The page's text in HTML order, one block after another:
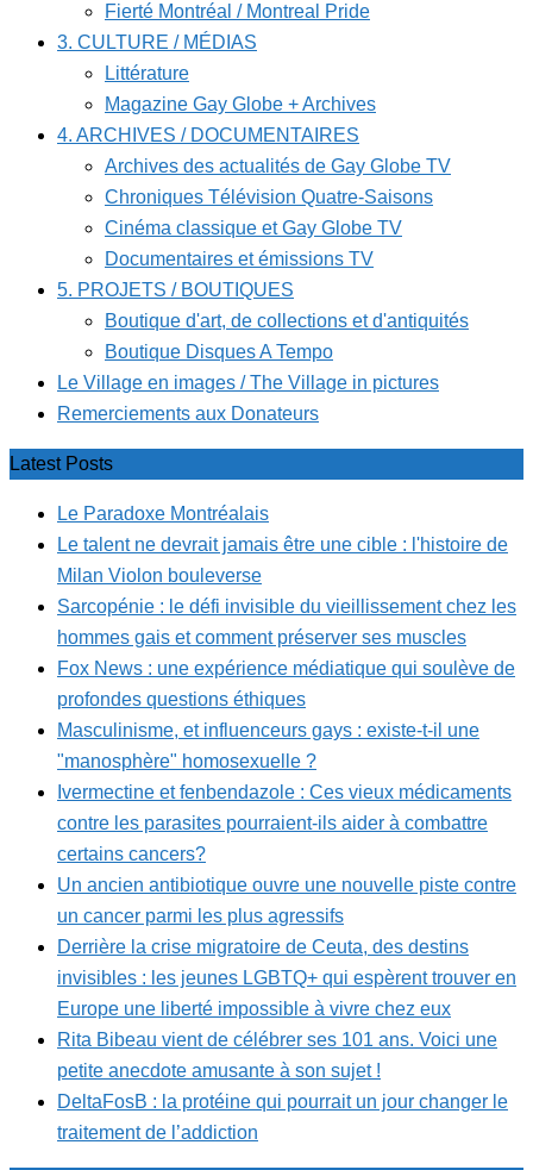
Fierté Montréal / Montreal Pride
3. CULTURE / MÉDIAS
Littérature
Magazine Gay Globe + Archives
4. ARCHIVES / DOCUMENTAIRES
Archives des actualités de Gay Globe TV
Chroniques Télévision Quatre-Saisons
Cinéma classique et Gay Globe TV
Documentaires et émissions TV
5. PROJETS / BOUTIQUES
Boutique d'art, de collections et d'antiquités
Boutique Disques A Tempo
Le Village en images / The Village in pictures
Remerciements aux Donateurs
Latest Posts
Le Paradoxe Montréalais
Le talent ne devrait jamais être une cible : l'histoire de
Milan Violon bouleverse
Sarcopénie : le défi invisible du vieillissement chez les
hommes gais et comment préserver ses muscles
Fox News : une expérience médiatique qui soulève de
profondes questions éthiques
Masculinisme, et influenceurs gays : existe-t-il une
"manosphère" homosexuelle ?
Ivermectine et fenbendazole : Ces vieux médicaments
contre les parasites pourraient-ils aider à combattre
certains cancers?
Un ancien antibiotique ouvre une nouvelle piste contre
un cancer parmi les plus agressifs
Derrière la crise migratoire de Ceuta, des destins
invisibles : les jeunes LGBTQ+ qui espèrent trouver en
Europe une liberté impossible à vivre chez eux
Rita Bibeau vient de célébrer ses 101 ans. Voici une
petite anecdote amusante à son sujet !
DeltaFosB : la protéine qui pourrait un jour changer le
traitement de l’addiction